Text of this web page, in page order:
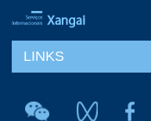
LINKS